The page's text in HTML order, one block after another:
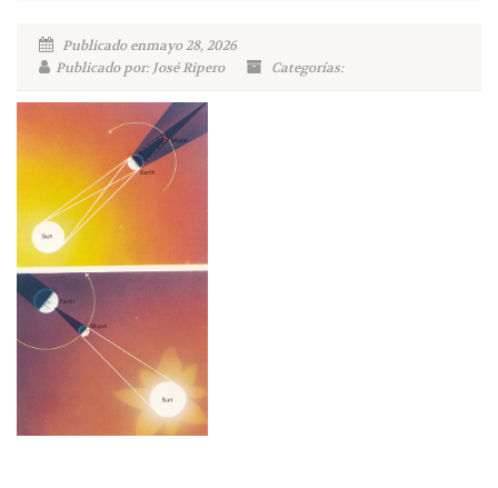
Publicado enmayo 28, 2026
Publicado por: José Ripero
Categorías: